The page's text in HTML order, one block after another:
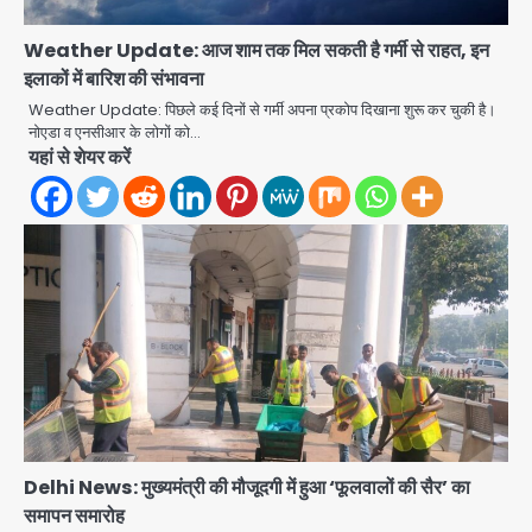
Weather Update: आज शाम तक मिल सकती है गर्मी से राहत, इन
इलाकों में बारिश की संभावना
Weather Update: पिछले कई दिनों से गर्मी अपना प्रकोप दिखाना शुरू कर चुकी है।
नोएडा व एनसीआर के लोगों को…
यहां से शेयर करें
Delhi News: मुख्यमंत्री की मौजूदगी में हुआ ‘फूलवालों की सैर’ का
समापन समारोह